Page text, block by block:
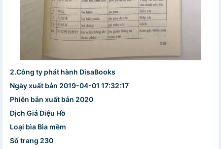
2.Công ty phát hành DisaBooks
Ngày xuất bản 2019-04-01 17:32:17
Phiên bản xuất bản 2020
Dịch Giả Diệu Hồ
Loại bìa Bìa mềm
Số trang 230